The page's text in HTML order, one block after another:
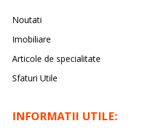
Noutati
Imobiliare
Articole de specialitate
Sfaturi Utile
INFORMATII UTILE: